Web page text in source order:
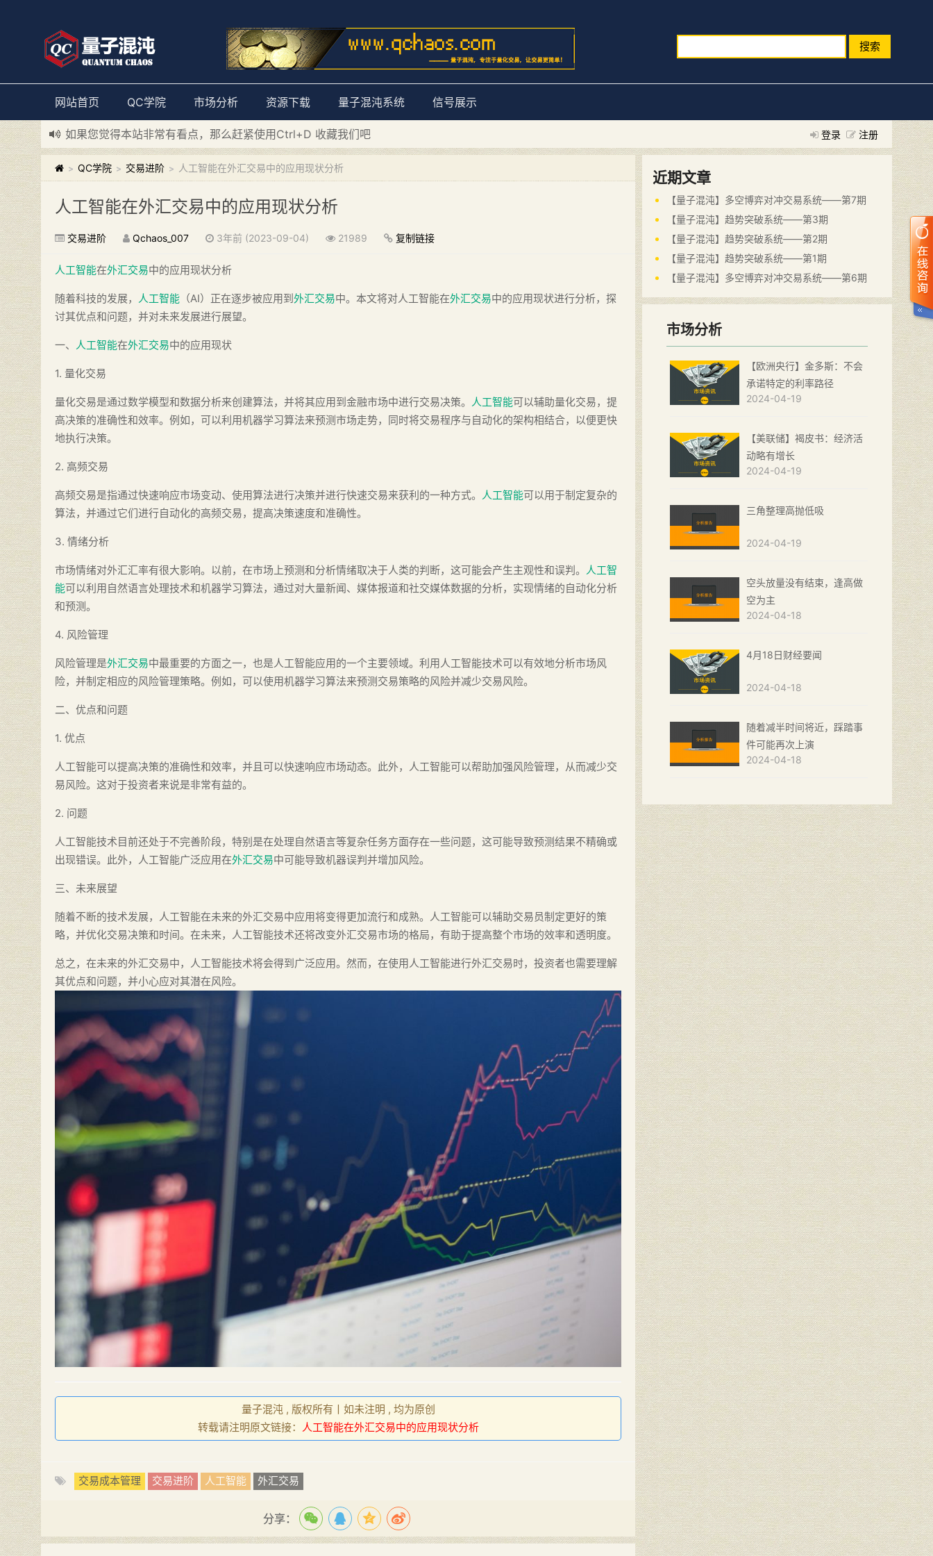
搜索
网站首页 QC学院 市场分析 资源下载 量子混沌系统 信号展示
登录 注册
如果您觉得本站非常有看点，那么赶紧使用Ctrl+D 收藏我们吧
新添加量子混沌系统板块，欢迎大家访问！---“量子混沌系统”
> QC学院 > 交易进阶 > 人工智能在外汇交易中的应用现状分析
人工智能在外汇交易中的应用现状分析
交易进阶 Qchaos_007 3年前 (2023-09-04) 21989 复制链接
人工智能在外汇交易中的应用现状分析
随着科技的发展， 人工智能 （AI）正在逐步被应用到外汇交易中。本文将对人工智能在外汇交易中的应用现状进行分析，探
讨其优点和问题，并对未来发展进行展望。
一、 人工智能在外汇交易中的应用现状
1. 量化交易
量化交易是通过数学模型和数据分析来创建算法，并将其应用到金融市场中进行交易决策。 人工智能可以辅助量化交易，提
高决策的准确性和效率。例如，可以利用机器学习算法来预测市场走势，同时将交易程序与自动化的架构相结合，以便更快
地执行决策。
2. 高频交易
高频交易是指通过快速响应市场变动、使用算法进行决策并进行快速交易来获利的一种方式。 人工智能可以用于制定复杂的
算法，并通过它们进行自动化的高频交易，提高决策速度和准确性。
3. 情绪分析
市场情绪对外汇汇率有很大影响。以前，在市场上预测和分析情绪取决于人类的判断，这可能会产生主观性和误判。 人工智
能可以利用自然语言处理技术和机器学习算法，通过对大量新闻、媒体报道和社交媒体数据的分析，实现情绪的自动化分析
和预测。
4. 风险管理
风险管理是外汇交易中最重要的方面之一，也是人工智能应用的一个主要领域。利用人工智能技术可以有效地分析市场风
险，并制定相应的风险管理策略。例如，可以使用机器学习算法来预测交易策略的风险并减少交易风险。
二、优点和问题
1. 优点
人工智能可以提高决策的准确性和效率，并且可以快速响应市场动态。此外，人工智能可以帮助加强风险管理，从而减少交
易风险。这对于投资者来说是非常有益的。
2. 问题
人工智能技术目前还处于不完善阶段，特别是在处理自然语言等复杂任务方面存在一些问题，这可能导致预测结果不精确或
出现错误。此外，人工智能广泛应用在外汇交易中可能导致机器误判并增加风险。
三、未来展望
随着不断的技术发展，人工智能在未来的外汇交易中应用将变得更加流行和成熟。人工智能可以辅助交易员制定更好的策
略，并优化交易决策和时间。在未来，人工智能技术还将改变外汇交易市场的格局，有助于提高整个市场的效率和透明度。
总之，在未来的外汇交易中，人工智能技术将会得到广泛应用。然而，在使用人工智能进行外汇交易时，投资者也需要理解
其优点和问题，并小心应对其潜在风险。
量子混沌 , 版权所有丨如未注明 , 均为原创
转载请注明原文链接： 人工智能在外汇交易中的应用现状分析
交易成本管理 交易进阶 人工智能 外汇交易
分享：
近期文章
【量子混沌】多空博弈对冲交易系统——第7期
【量子混沌】趋势突破系统——第3期
【量子混沌】趋势突破系统——第2期
【量子混沌】趋势突破系统——第1期
【量子混沌】多空博弈对冲交易系统——第6期
市场分析
【欧洲央行】金多斯：不会
承诺特定的利率路径
2024-04-19
【美联储】褐皮书：经济活
动略有增长
2024-04-19
三角整理高抛低吸
2024-04-19
空头放量没有结束，逢高做
空为主
2024-04-18
4月18日财经要闻
2024-04-18
随着减半时间将近，踩踏事
件可能再次上演
2024-04-18